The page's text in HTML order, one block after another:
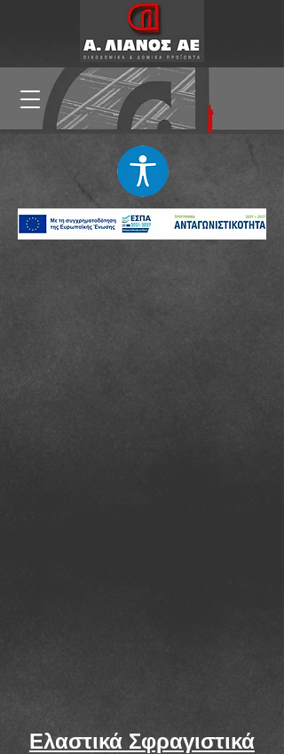
Ελαστικά Σφραγιστικά